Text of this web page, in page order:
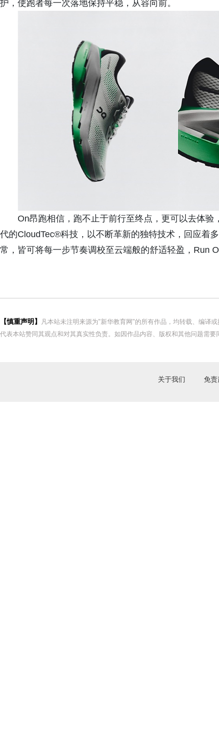
护，使跑者每一次落地保持平稳，从容向前。
On昂跑相信，跑不止于前行至终点，更可以去体
代的CloudTec®科技，以不断革新的独特技术，回应着
常，皆可将每一步节奏调校至云端般的舒适轻盈，Run
【慎重声明】
凡本站未注明来源为"新华教育网"的所有作品，均转载、编译
代表本站赞同其观点和对其真实性负责。如因作品内容、版权和其他问题需
关于我们 免责